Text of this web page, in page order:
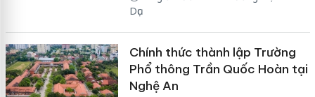
Dục
Chính thức thành lập Trường
Phổ thông Trần Quốc Hoàn tại
Nghệ An